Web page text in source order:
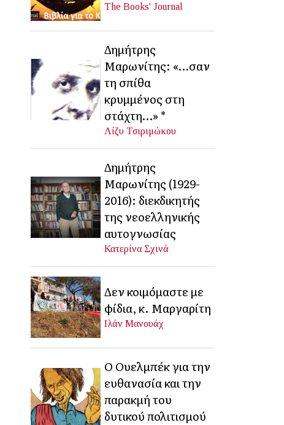
The Books' Journal
Δημήτρης
Μαρωνίτης: «…σαν
τη σπίθα
κρυμμένος στη
στάχτη…» *
Λίζυ Τσιριμώκου
Δημήτρης
Μαρωνίτης (1929-
2016): διεκδικητής
της νεοελληνικής
αυτογνωσίας
Κατερίνα Σχινά
Δεν κοιμόμαστε με
φίδια, κ. Μαργαρίτη
Ιλάν Μανουάχ
Ο Ουελμπέκ για την
ευθανασία και την
παρακμή του
δυτικού πολιτισμού